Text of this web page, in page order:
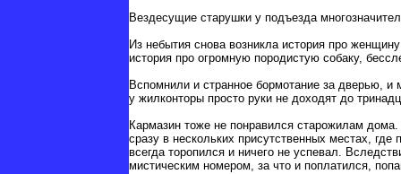
Вездесущие старушки у подъезда
Из небытия снова возникла история про
история про огромную породистую собаку,
Вспомнили и странное бормотание за дверью, и
у жилконторы просто руки не доходят до
Кармазин тоже не понравился старожилам
сразу в нескольких присутственных местах,
всегда торопился и ничего не успевал.
мистическим номером, за что и поплатился,